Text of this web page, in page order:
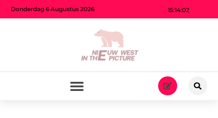
15:14:03
Donderdag 6 Augustus 2026